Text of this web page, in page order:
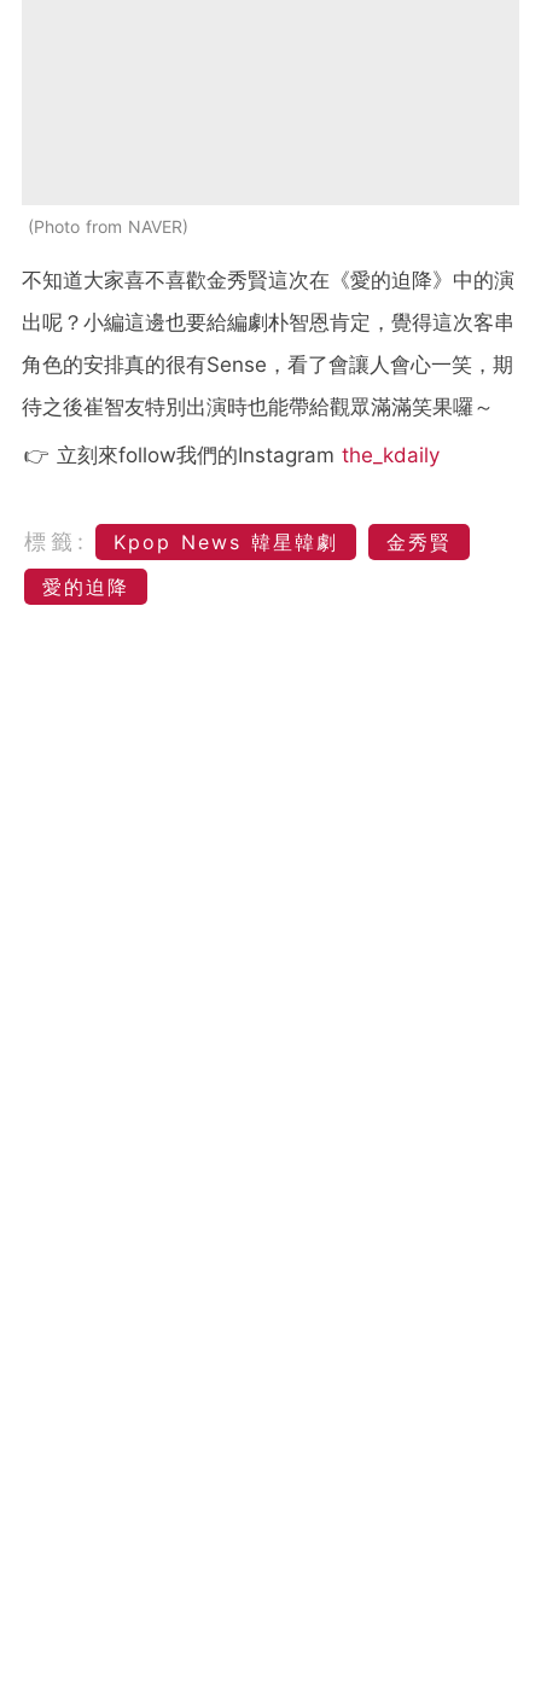
Photo from NAVER
不知道大家喜不喜歡金秀賢這次在《愛的迫降》中的演
出呢？小編這邊也要給編劇朴智恩肯定，覺得這次客串
角色的安排真的很有Sense，看了會讓人會心一笑，期
待之後崔智友特別出演時也能帶給觀眾滿滿笑果囉～
👉 立刻來follow我們的Instagram the_kdaily
標籤: Kpop News 韓星韓劇
金秀賢
愛的迫降